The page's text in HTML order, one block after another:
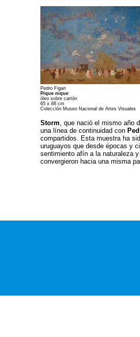
Pedro Figari
Pique nique
óleo sobre cartón
65 x 88 cm 77
Colección Museo Nacional de Artes
Storm , que nació el mismo año
una línea de continuidad con
compartidos. Esta muestra ha
uruguayos que desde épocas y
sentimiento afín a la naturaleza
convergieron hacia una misma